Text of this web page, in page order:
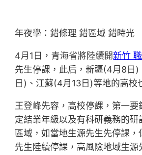
年夜學：錯條理 錯區域 錯時光
4月1日，青海省將陸續開新竹
先生停課，此后，新疆(4月8日
日)、江蘇(4月13日)等地的高校
王登峰先容，高校停課，第一要
定結業年級以及有科研義務的研
區域，如當地生源先生先停課，
先生陸續停課，高風險地域生源